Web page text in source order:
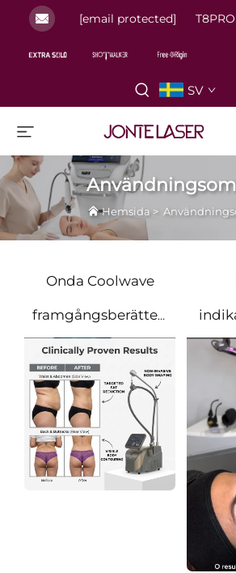
[email protected] T8PRO
SV
Hemsida >
Onda Coolwave
framgångsberättelser:
Den smärtfria
revolutionen inom
kroppskonturering